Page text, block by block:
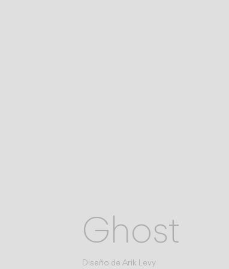
Ghost
Diseño deArik Levy